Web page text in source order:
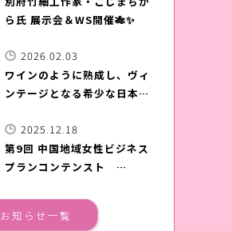
ら氏 展示会＆WS開催🎋✨
2026.02.03
ワインのように熟成し、ヴィ
ンテージとなる希少な日本酒
2025.12.18
第9回 中国地域女性ビジネス
プランコンテンスト
広島国際会議場で開催されま
した。
お知らせ一覧